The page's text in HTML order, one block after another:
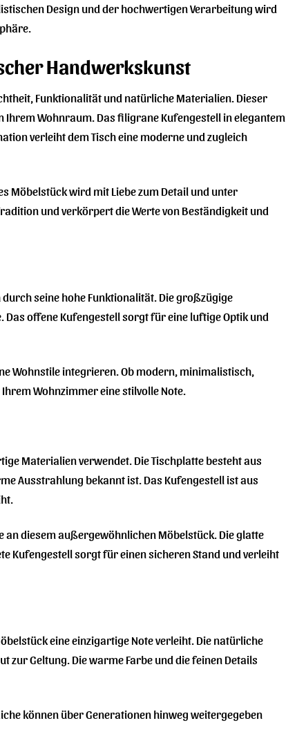
Design und der hochwertigen Verarbeitung wird
Handwerkskunst
Funktionalität und natürliche Materialien. Dieser
Wohnraum. Das filigrane Kufengestell in elegantem
verleiht dem Tisch eine moderne und zugleich
Möbelstück wird mit Liebe zum Detail und unter
und verkörpert die Werte von Beständigkeit und
seine hohe Funktionalität. Die großzügige
offene Kufengestell sorgt für eine luftige Optik und
Wohnstile integrieren. Ob modern, minimalistisch,
Wohnzimmer eine stilvolle Note.
Materialien verwendet. Die Tischplatte besteht aus
Ausstrahlung bekannt ist. Das Kufengestell ist aus
an diesem außergewöhnlichen Möbelstück. Die glatte
Kufengestell sorgt für einen sicheren Stand und verleiht
eine einzigartige Note verleiht. Die natürliche
zur Geltung. Die warme Farbe und die feinen Details
können über Generationen hinweg weitergegeben